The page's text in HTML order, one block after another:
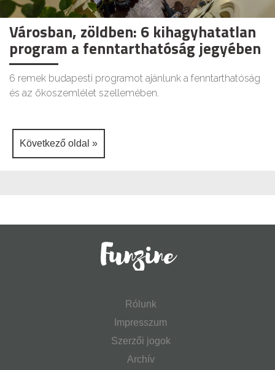
Városban, zöldben: 6 kihagyhatatlan
program a fenntarthatóság jegyében
6 remek budapesti programot ajánlunk a fenntarthatóság
és az ökoszemlélet szellemében.
Következő oldal »
Rólunk
Impresszum
Szerzői jogok
Archív